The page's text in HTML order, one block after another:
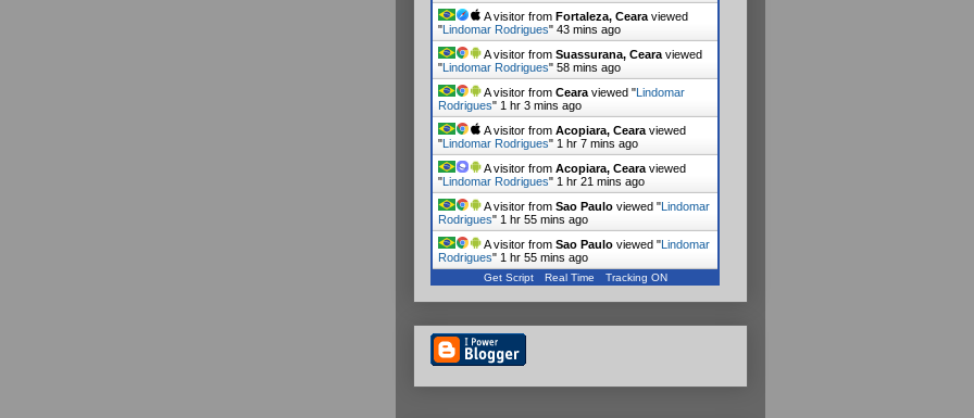
A visitor from Fortaleza, Ceara viewed
" Lindomar Rodrigues" 43 mins ago
A visitor from Suassurana, Ceara viewed
" Lindomar Rodrigues" 58 mins ago
A visitor from Ceara viewed " Lindomar
Rodrigues" 1 hr 4 mins ago
A visitor from Acopiara, Ceara viewed
" Lindomar Rodrigues" 1 hr 7 mins ago
A visitor from Acopiara, Ceara viewed
" Lindomar Rodrigues" 1 hr 21 mins ago
A visitor from Sao Paulo viewed " Lindomar
Rodrigues" 1 hr 55 mins ago
A visitor from Sao Paulo viewed " Lindomar
Rodrigues" 1 hr 55 mins ago
Get Script Real Time Tracking ON